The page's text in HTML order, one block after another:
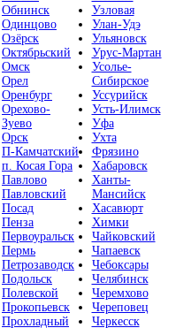
Обнинск
Одинцово
Озёрск
Октябрьский
Омск
Орел
Оренбург
Орехово-
Зуево
Орск
П-Камчатский
п. Косая Гора
Павлово
Павловский
Посад
Пенза
Первоуральск
Пермь
Петрозаводск
Подольск
Полевской
Прокопьевск
Прохладный
Узловая
Улан-Удэ
Ульяновск
Урус-Мартан
Усолье-
Сибирское
Уссурийск
Усть-Илимск
Уфа
Ухта
Фрязино
Хабаровск
Ханты-
Мансийск
Хасавюрт
Химки
Чайковский
Чапаевск
Чебоксары
Челябинск
Черемхово
Череповец
Черкесск